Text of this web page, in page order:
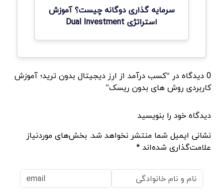
سرمایه گذاری دوگانه چیست؟ آموزش
استراتژی Dual Investment
0 دیدگاه در “کسب درآمد از ارز دیجیتال بدون ترید؛ آموزش
کاربردی روش های بدون ریسک”
دیدگاه خود را بنویسید
نشانی ایمیل شما منتشر نخواهد شد. بخش‌های موردنیاز
علامت‌گذاری شده‌اند *